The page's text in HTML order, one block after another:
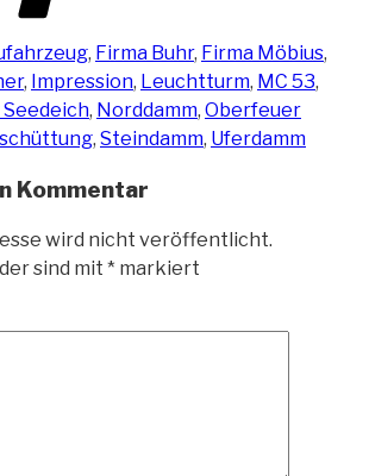
, Firma Buhr, Firma Möbius,
, Impression, Leuchtturm, MC 53,
, Norddamm, Oberfeuer
, Steindamm, Uferdamm
Kommentar
wird nicht veröffentlicht.
sind mit * markiert